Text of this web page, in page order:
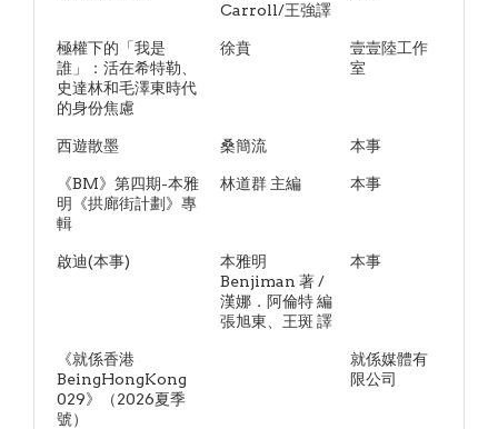
Carroll/王強譯
極權下的「我是
誰」：活在希特勒、
史達林和毛澤東時代
的身份焦慮
徐賁
壹壹陸工作
室
西遊散墨 桑簡流 本事
《BM》第四期-本雅
明《拱廊街計劃》專
輯
林道群 主編 本事
啟迪(本事)
本雅明
Benjiman 著 /
漢娜．阿倫特 編
張旭東、王斑 譯
本事
《就係香港
BeingHongKong
029》（2026夏季
號）
就係媒體有
限公司